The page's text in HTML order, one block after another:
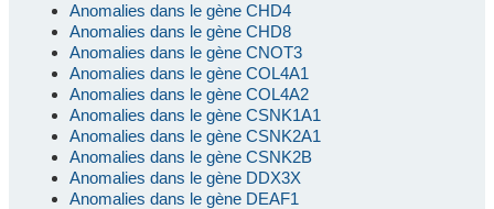
Anomalies dans le gène CHD4
Anomalies dans le gène CHD8
Anomalies dans le gène CNOT3
Anomalies dans le gène COL4A1
Anomalies dans le gène COL4A2
Anomalies dans le gène CSNK1A1
Anomalies dans le gène CSNK2A1
Anomalies dans le gène CSNK2B
Anomalies dans le gène DDX3X
Anomalies dans le gène DEAF1